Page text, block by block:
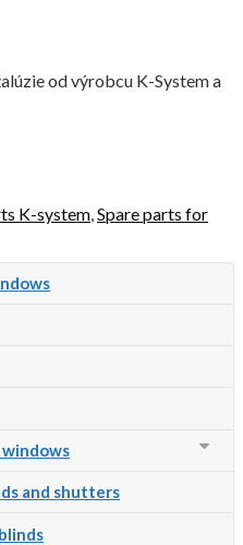
od výrobcu K-System a
K-system,Spare parts for
and shutters